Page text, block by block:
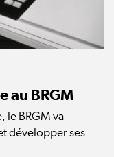
au BRGM
le BRGM va
développer ses